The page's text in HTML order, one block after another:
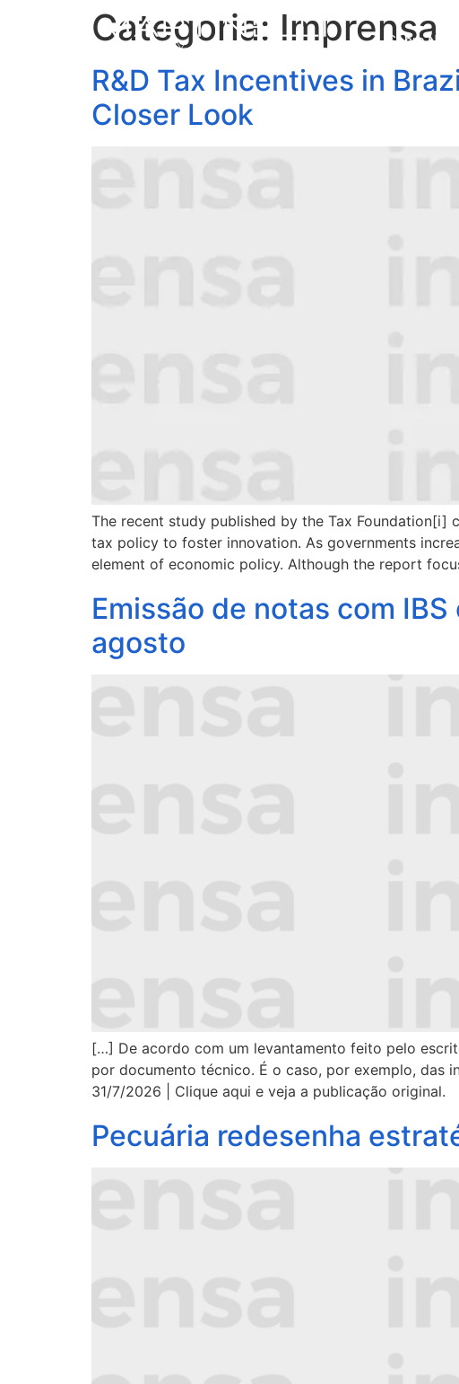
Sobre Nós
Categoria: Imprensa
R&D Tax Incentives in
Closer Look
The recent study published by the Tax Foundation[i]
tax policy to foster innovation. As governments
element of economic policy. Although the report
Emissão de notas com
agosto
[…] De acordo com um levantamento feito pelo
por documento técnico. É o caso, por exemplo, das
31/7/2026 | Clique aqui e veja a publicação original.
Pecuária redesenha